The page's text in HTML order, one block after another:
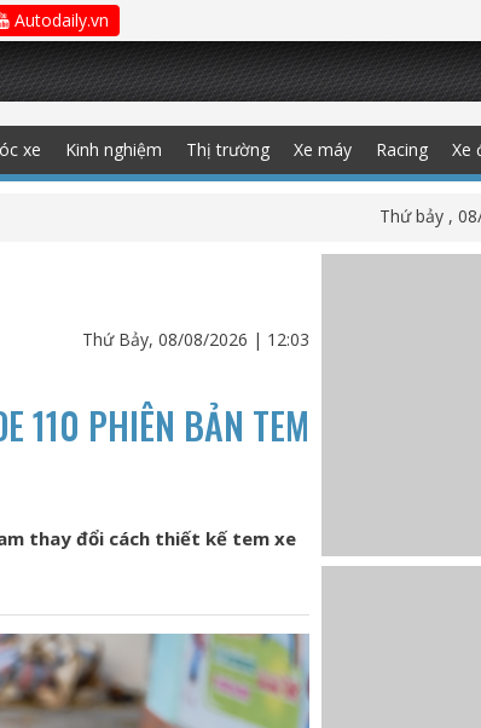
Autodaily.vn
xe Kinh nghiệm Thị trường Xe máy Racing Xe
Thứ bảy ,
Thứ Bảy, 08/08/2026 | 12:03
110 PHIÊN BẢN TEM
thay đổi cách thiết kế tem xe